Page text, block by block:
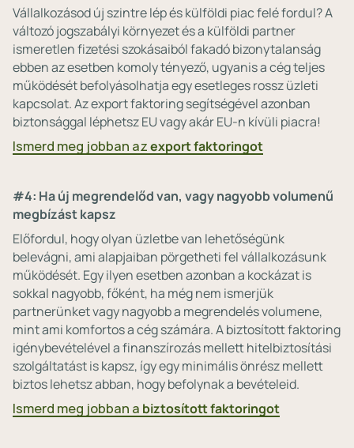
Vállalkozásod új szintre lép és külföldi piac felé fordul? A
változó jogszabályi környezet és a külföldi partner
ismeretlen fizetési szokásaiból fakadó bizonytalanság
ebben az esetben komoly tényező, ugyanis a cég teljes
működését befolyásolhatja egy esetleges rossz üzleti
kapcsolat. Az export faktoring segítségével azonban
biztonsággal léphetsz EU vagy akár EU-n kívüli piacra!
Ismerd meg jobban azexport faktoringot
#4: Ha új megrendelőd van, vagy nagyobb volumenű
megbízást kapsz
Előfordul, hogy olyan üzletbe van lehetőségünk
belevágni, ami alapjaiban pörgetheti fel vállalkozásunk
működését. Egy ilyen esetben azonban a kockázat is
sokkal nagyobb, főként, ha még nem ismerjük
partnerünket vagy nagyobb a megrendelés volumene,
mint ami komfortos a cég számára. A biztosított faktoring
igénybevételével a finanszírozás mellett hitelbiztosítási
szolgáltatást is kapsz, így egy minimális önrész mellett
biztos lehetsz abban, hogy befolynak a bevételeid.
Ismerd meg jobban a biztosított faktoringot